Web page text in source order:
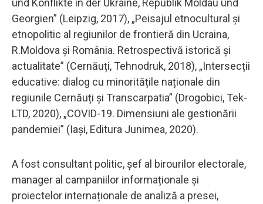
und Konflikte in der Ukraine, Republik Moldau und
Georgien” (Leipzig, 2017), „Peisajul etnocultural și
etnopolitic al regiunilor de frontieră din Ucraina,
R.Moldova și România. Retrospectivă istorică și
actualitate” (Cernăuți, Tehnodruk, 2018), „Intersecții
educative: dialog cu minoritățile naționale din
regiunile Cernăuți și Transcarpatia” (Drogobici, Tek-
LTD, 2020), „COVID-19. Dimensiuni ale gestionării
pandemiei” (Iași, Editura Junimea, 2020).
A fost consultant politic, șef al birourilor electorale,
manager al campaniilor informaționale și
proiectelor internaționale de analiză a presei,